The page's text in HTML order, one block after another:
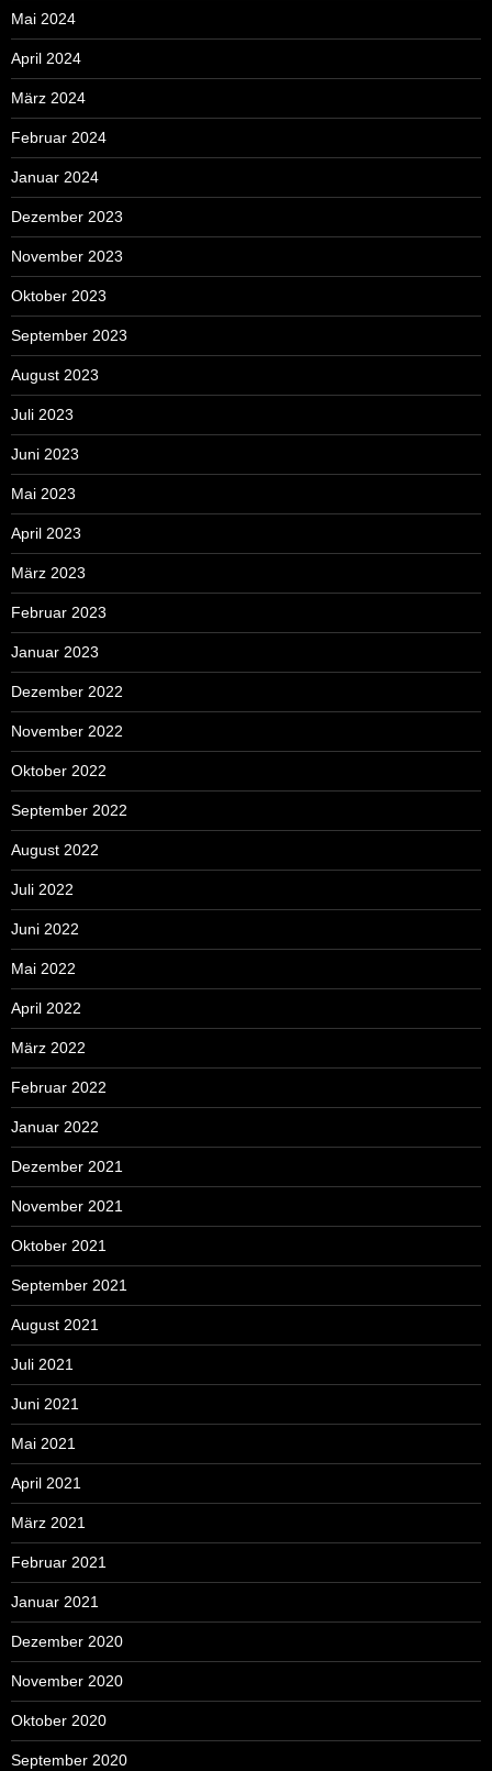
Mai 2024
April 2024
März 2024
Februar 2024
Januar 2024
Dezember 2023
November 2023
Oktober 2023
September 2023
August 2023
Juli 2023
Juni 2023
Mai 2023
April 2023
März 2023
Februar 2023
Januar 2023
Dezember 2022
November 2022
Oktober 2022
September 2022
August 2022
Juli 2022
Juni 2022
Mai 2022
April 2022
März 2022
Februar 2022
Januar 2022
Dezember 2021
November 2021
Oktober 2021
September 2021
August 2021
Juli 2021
Juni 2021
Mai 2021
April 2021
März 2021
Februar 2021
Januar 2021
Dezember 2020
November 2020
Oktober 2020
September 2020